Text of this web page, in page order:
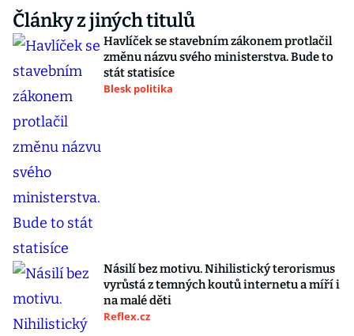
Články z jiných titulů
Havlíček se stavebním zákonem protlačil
změnu názvu svého ministerstva. Bude to
stát statisíce
Blesk politika
Násilí bez motivu. Nihilistický terorismus
vyrůstá z temných koutů internetu a míří i
na malé děti
Reflex.cz